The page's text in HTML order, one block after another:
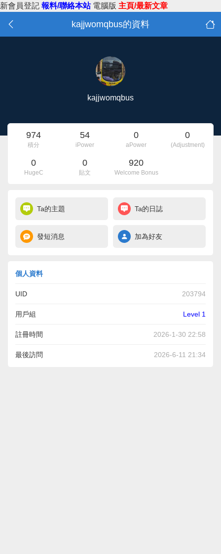
新會員登記 報料/聯絡本站 電腦版 主頁/最新文章
kajjwomqbus的資料
kajjwomqbus
974
積分
54
iPower
0
aPower
0
(Adjustment)
0
HugeC
0
貼文
920
Welcome Bonus
Ta的主題 Ta的日誌
發短消息 加為好友
個人資料
UID 203794
用戶組 Level 1
註冊時間 2026-1-30 22:58
最後訪問 2026-6-11 21:34